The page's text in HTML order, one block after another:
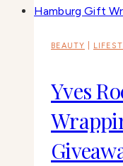
BEAUTY
Yves